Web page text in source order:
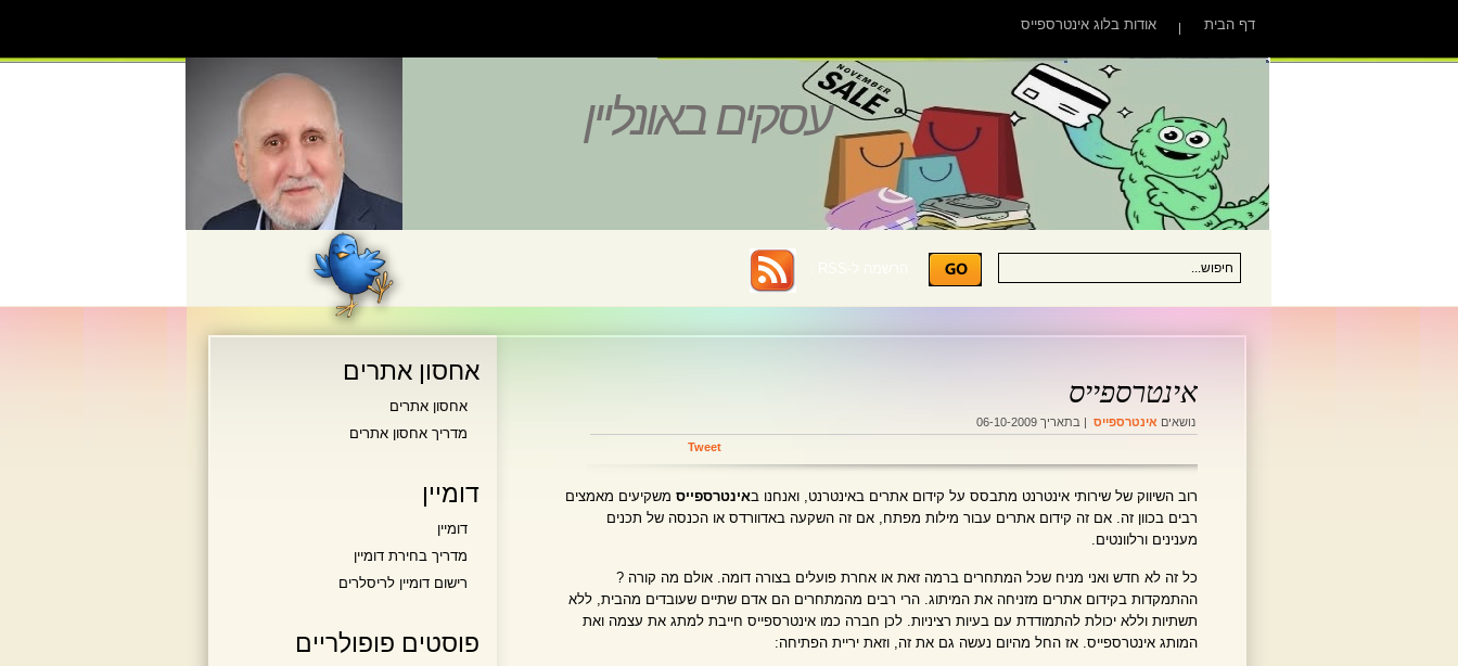
דף הבית אודות בלוג אינטרספייס
עסקים באונליין
אינטרספייס
נושאים אינטרספייס | בתאריך 06-10-2009
Tweet
רוב השיווק של שירותי אינטרנט מתבסס על קידום אתרים באינטרנט, ואנחנו באינטרספייס משקיעים מאמצים
רבים בכוון זה. אם זה קידום אתרים עבור מילות מפתח, אם זה השקעה באדוורדס או הכנסה של תכנים
מענינים ורלוונטים.
כל זה לא חדש ואני מניח שכל המתחרים ברמה זאת או אחרת פועלים בצורה דומה. אולם מה קורה ?
ההתמקדות בקידום אתרים מזניחה את המיתוג. הרי רבים מהמתחרים הם אדם שתיים שעובדים מהבית, ללא
תשתיות וללא יכולת להתמודדת עם בעיות רציניות. לכן חברה כמו אינטרספייס חייבת למתג את עצמה ואת
המותג אינטרספייס. אז החל מהיום נעשה גם את זה, וזאת יריית הפתיחה:
אחסון אתרים
אחסון אתרים
מדריך אחסון אתרים
דומיין
דומיין
מדריך בחירת דומיין
רישום דומיין לריסלרים
פוסטים פופולריים